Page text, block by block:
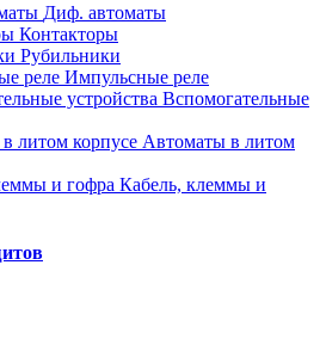
Диф. автоматы
Контакторы
Рубильники
Импульсные реле
Вспомогательные
Автоматы в литом
Кабель, клеммы и